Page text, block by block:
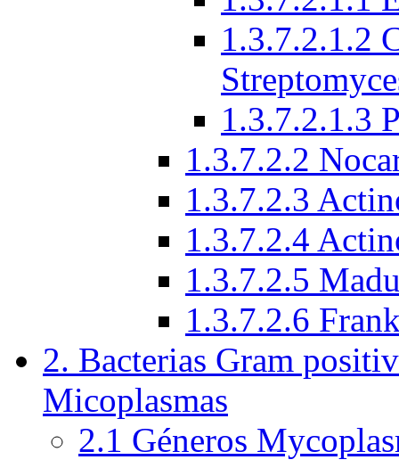
1.3.7.2.1.2
1.3.7.2.1.3
1.3.7.2.2
1.3.7.2.3
1.3.7.2.4
1.3.7.2.5
1.3.7.2.6
2. Bacterias Gram
Micoplasmas
2.1 Géneros